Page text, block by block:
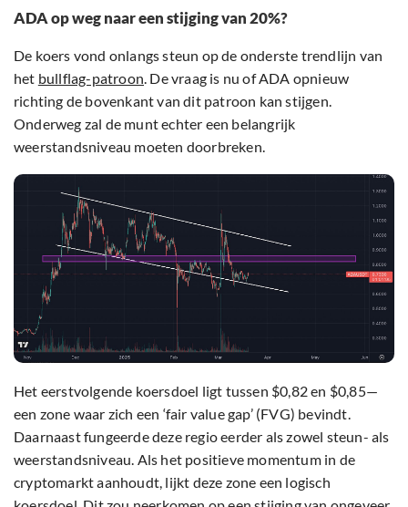
ADA op weg naar een stijging van 20%?
De koers vond onlangs steun op de onderste trendlijn van
het bullflag-patroon. De vraag is nu of ADA opnieuw
richting de bovenkant van dit patroon kan stijgen.
Onderweg zal de munt echter een belangrijk
weerstandsniveau moeten doorbreken.
Het eerstvolgende koersdoel ligt tussen $0,82 en $0,85—
een zone waar zich een ‘fair value gap’ (FVG) bevindt.
Daarnaast fungeerde deze regio eerder als zowel steun- als
weerstandsniveau. Als het positieve momentum in de
cryptomarkt aanhoudt, lijkt deze zone een logisch